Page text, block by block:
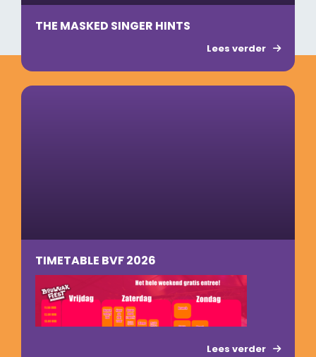
THE MASKED SINGER HINTS
Lees verder
TIMETABLE BVF 2026
Lees verder